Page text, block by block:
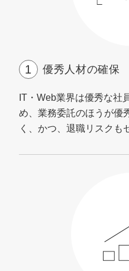
優秀人材の確保
IT・Web業界は優秀な社
め、業務委託のほうが優
く、かつ、退職リスクも